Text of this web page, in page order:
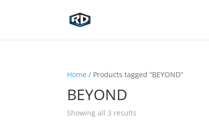
Home / Products tagged “BEYOND”
BEYOND
Showing all 3 results